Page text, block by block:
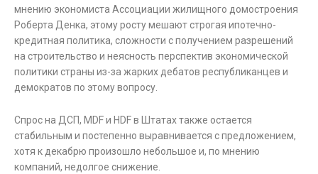
мнению экономиста Ассоциации жилищного домостроения
Роберта Денка, этому росту мешают строгая ипотечно-
кредитная политика, сложности с получением разрешений
на строительство и неясность перспектив экономической
политики страны из-за жарких дебатов республиканцев и
демократов по этому вопросу.
Спрос на ДСП, MDF и HDF в Штатах также остается
стабильным и постепенно выравнивается с предложением,
хотя к декабрю произошло небольшое и, по мнению
компаний, недолгое снижение.